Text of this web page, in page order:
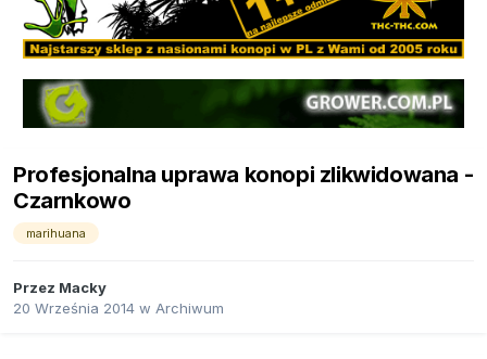
Profesjonalna uprawa konopi zlikwidowana -
Czarnkowo
marihuana
Przez Macky
20 Września 2014 w Archiwum